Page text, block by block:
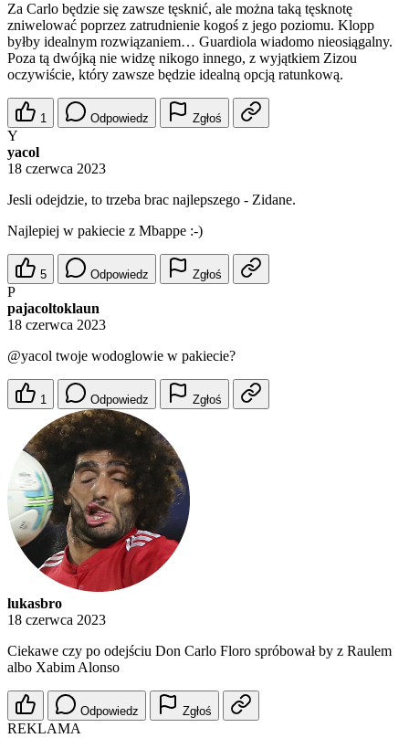
Za Carlo będzie się zawsze tęsknić, ale można taką tęsknotę
zniwelować poprzez zatrudnienie kogoś z jego poziomu. Klopp
byłby idealnym rozwiązaniem… Guardiola wiadomo nieosiągalny.
Poza tą dwójką nie widzę nikogo innego, z wyjątkiem Zizou
oczywiście, który zawsze będzie idealną opcją ratunkową.
1 Odpowiedz Zgłoś
Y
yacol
18 czerwca 2023
Jesli odejdzie, to trzeba brac najlepszego - Zidane.
Najlepiej w pakiecie z Mbappe :-)
5 Odpowiedz Zgłoś
P
pajacoltoklaun
18 czerwca 2023
@yacol twoje wodoglowie w pakiecie?
1 Odpowiedz Zgłoś
lukasbro
18 czerwca 2023
Ciekawe czy po odejściu Don Carlo Floro spróbował by z Raulem
albo Xabim Alonso
Odpowiedz Zgłoś
REKLAMA